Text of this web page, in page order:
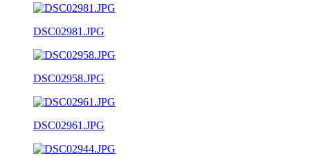
DSC02981.JPG
DSC02958.JPG
DSC02961.JPG